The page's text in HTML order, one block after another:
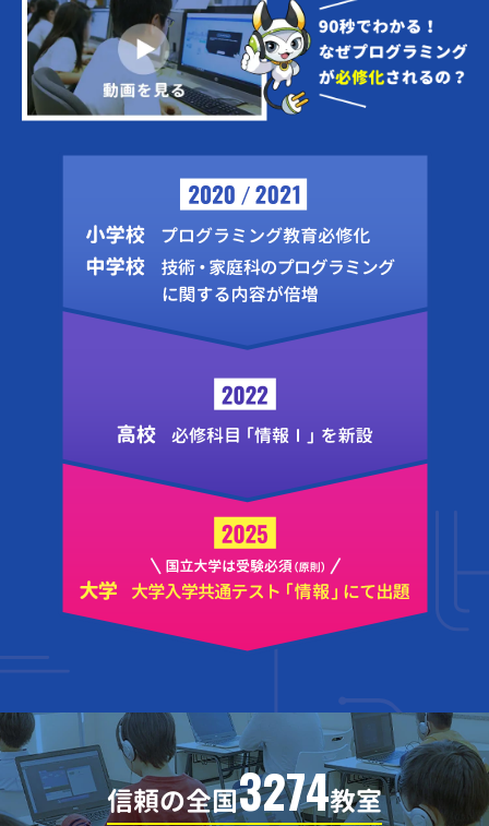
信頼の全国3274教室